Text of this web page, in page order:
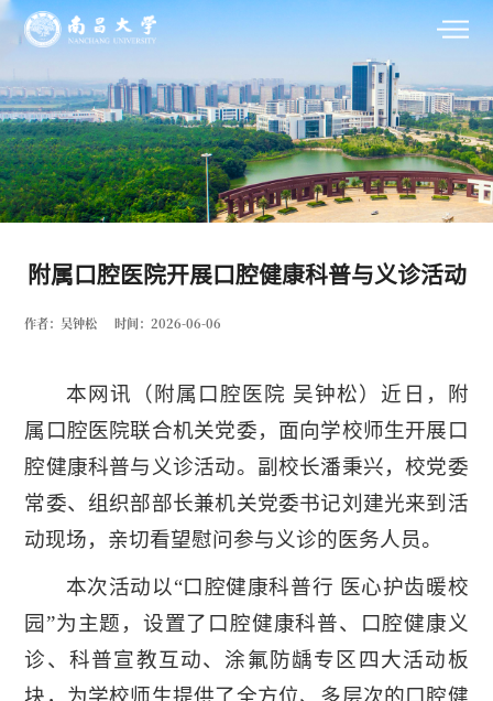
附属口腔医院开展口腔健康科普与义诊活动
作者：吴钟松 时间：2026-06-06
本网讯 （附属口腔医院 吴钟松） 近日，附
属口腔医院联合机关党委，面向学校师生开展口
腔健康科普与义诊活动。副校长潘秉兴，校党委
常委、组织部部长兼机关党委书记刘建光来到活
动现场，亲切看望慰问参与义诊的医务人员。
本次活动以“口腔健康科普行 医心护齿暖校
园”为主题，设置了口腔健康科普、口腔健康义
诊、科普宣教互动、涂氟防龋专区四大活动板
块，为学校师生提供了全方位、多层次的口腔健